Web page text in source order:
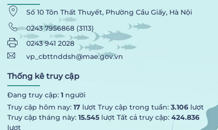
Số 10 Tôn Thất Thuyết, Phường Cầu Giấy, Hà Nội
0243 7956868 (3113)
0243 941 2028
vp_cbttnddsh@mae.gov.vn
Thống kê truy cập
Đang truy cập: 1 người
Truy cập hôm nay: 17 lượt Truy cập trong tuần: 3.106 lượt
Truy cập tháng này: 15.545 lượt Tất cả truy cập: 424.836
lượt